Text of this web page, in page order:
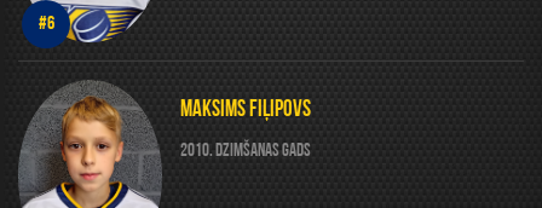
#6
MAKSIMS FIĻIPOVS
2010. DZIMŠANAS GADS